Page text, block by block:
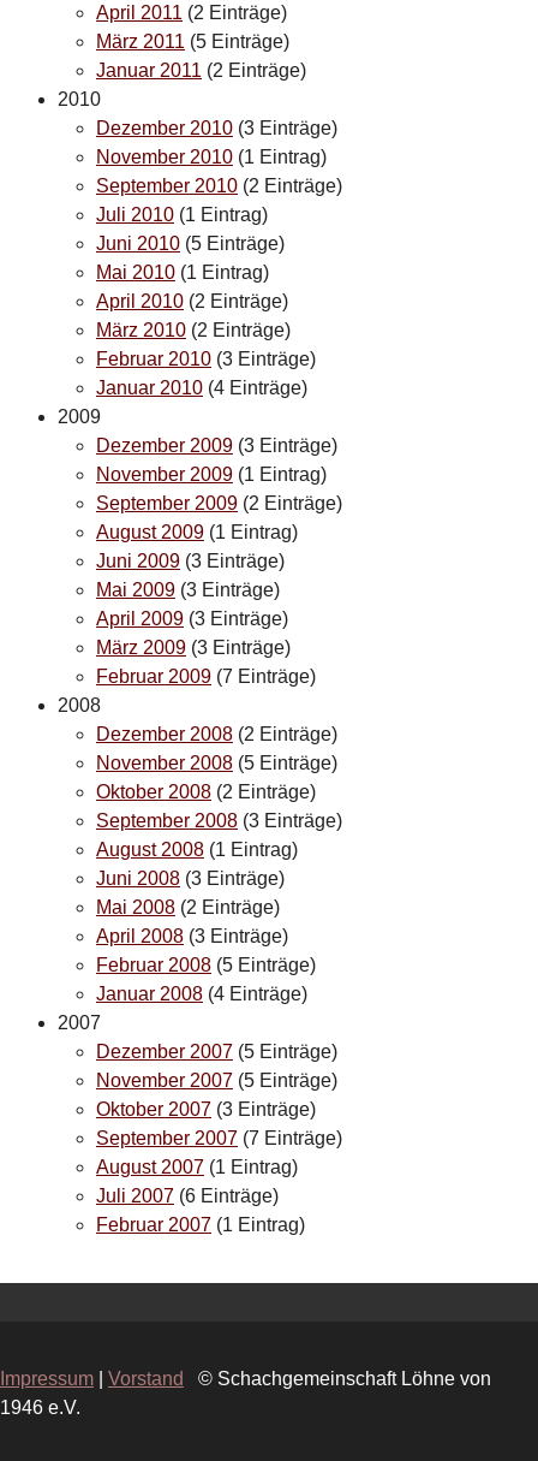
April 2011 (2 Einträge)
März 2011 (5 Einträge)
Januar 2011 (2 Einträge)
2010
Dezember 2010 (3 Einträge)
November 2010 (1 Eintrag)
September 2010 (2 Einträge)
Juli 2010 (1 Eintrag)
Juni 2010 (5 Einträge)
Mai 2010 (1 Eintrag)
April 2010 (2 Einträge)
März 2010 (2 Einträge)
Februar 2010 (3 Einträge)
Januar 2010 (4 Einträge)
2009
Dezember 2009 (3 Einträge)
November 2009 (1 Eintrag)
September 2009 (2 Einträge)
August 2009 (1 Eintrag)
Juni 2009 (3 Einträge)
Mai 2009 (3 Einträge)
April 2009 (3 Einträge)
März 2009 (3 Einträge)
Februar 2009 (7 Einträge)
2008
Dezember 2008 (2 Einträge)
November 2008 (5 Einträge)
Oktober 2008 (2 Einträge)
September 2008 (3 Einträge)
August 2008 (1 Eintrag)
Juni 2008 (3 Einträge)
Mai 2008 (2 Einträge)
April 2008 (3 Einträge)
Februar 2008 (5 Einträge)
Januar 2008 (4 Einträge)
2007
Dezember 2007 (5 Einträge)
November 2007 (5 Einträge)
Oktober 2007 (3 Einträge)
September 2007 (7 Einträge)
August 2007 (1 Eintrag)
Juli 2007 (6 Einträge)
Februar 2007 (1 Eintrag)
Impressum Vorstand
© Schachgemeinschaft Löhne von
1946 e.V.